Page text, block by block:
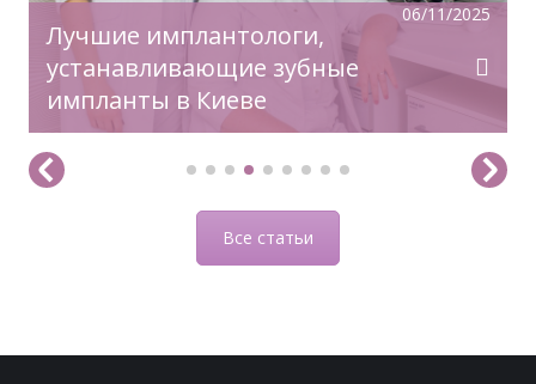
06/11/2025
Лучшие имплантологи,
устанавливающие зубные
импланты в Киеве
Все статьи